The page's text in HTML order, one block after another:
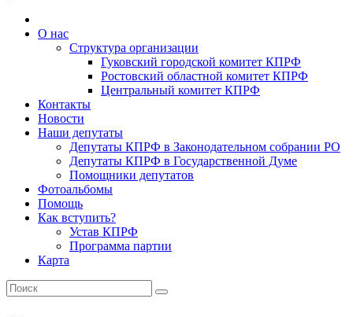
О нас
Структура организации
Гуковский городской комитет КПРФ
Ростовский областной комитет КПРФ
Центральный комитет КПРФ
Контакты
Новости
Наши депутаты
Депутаты КПРФ в Законодательном собрании РО
Депутаты КПРФ в Государственной Думе
Помощники депутатов
Фотоальбомы
Помощь
Как вступить?
Устав КПРФ
Программа партии
Карта